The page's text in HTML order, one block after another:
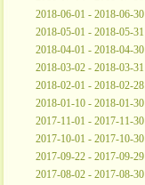
2018-06-01 - 2018-06-30
2018-05-01 - 2018-05-31
2018-04-01 - 2018-04-30
2018-03-02 - 2018-03-31
2018-02-01 - 2018-02-28
2018-01-10 - 2018-01-30
2017-11-01 - 2017-11-30
2017-10-01 - 2017-10-30
2017-09-22 - 2017-09-29
2017-08-02 - 2017-08-30